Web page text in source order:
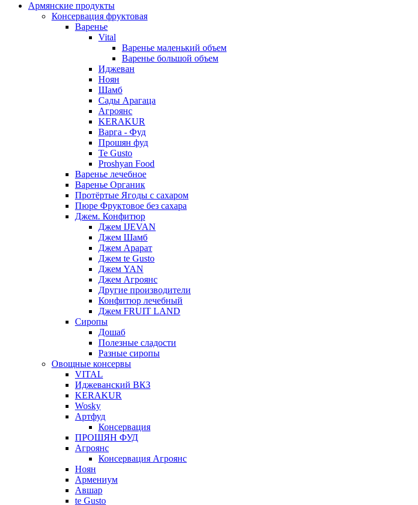
Армянские продукты
Консервация фруктовая
Варенье
Vital
Варенье маленький объем
Варенье большой объем
Иджеван
Ноян
Шамб
Сады Арагаца
Агроянс
KERAKUR
Варга - Фуд
Прошян фуд
Te Gusto
Proshyan Food
Варенье лечебное
Варенье Органик
Протёртые Ягоды с сахаром
Пюре Фруктовое без сахара
Джем. Конфитюр
Джем IJEVAN
Джем Шамб
Джем Арарат
Джем te Gusto
Джем YAN
Джем Агроянс
Другие производители
Конфитюр лечебный
Джем FRUIT LAND
Сиропы
Дошаб
Полезные сладости
Разные сиропы
Овощные консервы
VITAL
Иджеванский ВКЗ
KERAKUR
Wosky
Артфуд
Консервация
ПРОШЯН ФУД
Агроянс
Консервация Агроянс
Ноян
Армениум
Авшар
te Gusto